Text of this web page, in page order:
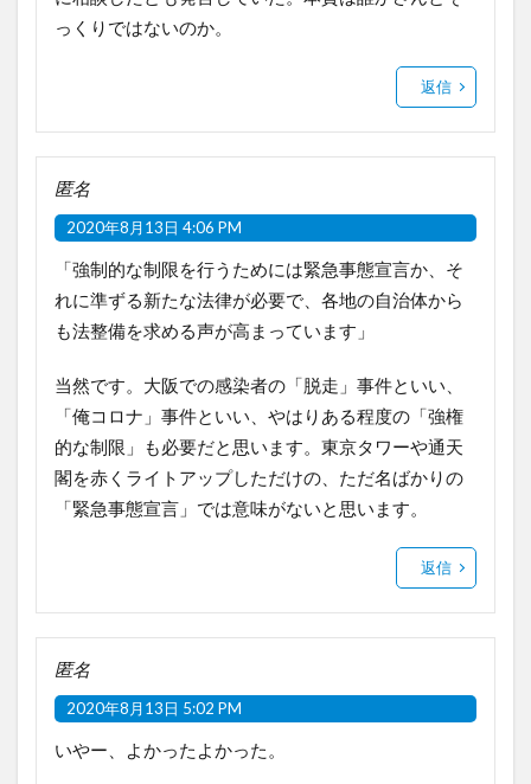
っくりではないのか。
返信
匿名
2020年8月13日 4:06 PM
「強制的な制限を行うためには緊急事態宣言か、そ
れに準ずる新たな法律が必要で、各地の自治体から
も法整備を求める声が高まっています」
当然です。大阪での感染者の「脱走」事件といい、
「俺コロナ」事件といい、やはりある程度の「強権
的な制限」も必要だと思います。東京タワーや通天
閣を赤くライトアップしただけの、ただ名ばかりの
「緊急事態宣言」では意味がないと思います。
返信
匿名
2020年8月13日 5:02 PM
いやー、よかったよかった。